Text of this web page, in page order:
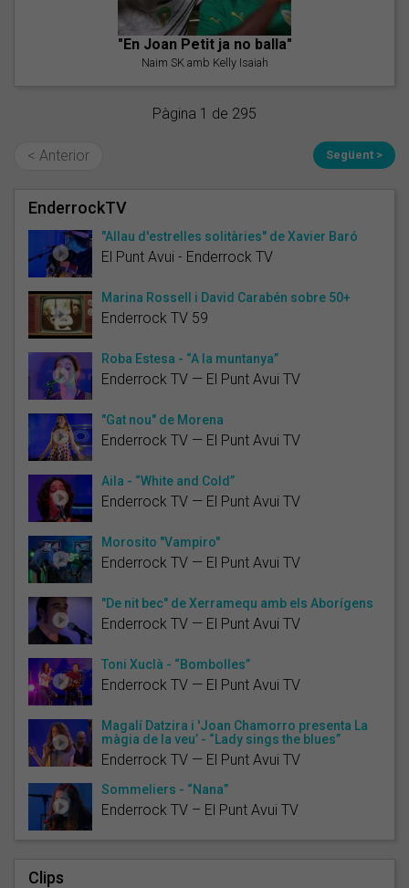
"En Joan Petit ja no balla"
Naim SK amb Kelly Isaiah
Pàgina 1 de 295
< Anterior Següent >
EnderrockTV
"Allau d'estrelles solitàries" de Xavier Baró
El Punt Avui - Enderrock TV
Marina Rossell i David Carabén sobre 50+
Enderrock TV 59
Roba Estesa - “A la muntanya”
Enderrock TV — El Punt Avui TV
"Gat nou" de Morena
Enderrock TV — El Punt Avui TV
Aila - “White and Cold”
Enderrock TV — El Punt Avui TV
Morosito "Vampiro"
Enderrock TV — El Punt Avui TV
"De nit bec" de Xerramequ amb els Aborígens
Enderrock TV — El Punt Avui TV
Toni Xuclà - “Bombolles”
Enderrock TV — El Punt Avui TV
Magalí Datzira i 'Joan Chamorro presenta La
màgia de la veu’ - “Lady sings the blues”
Enderrock TV — El Punt Avui TV
Sommeliers - “Nana”
Enderrock TV – El Punt Avui TV
Clips